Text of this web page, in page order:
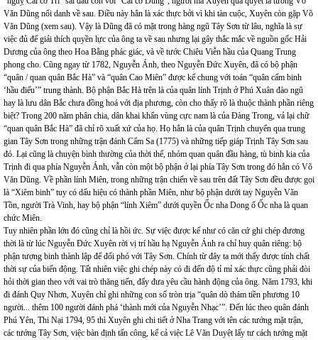
Văn Dũng nổi danh về sau. Điều này hẳn là xác thực bởi vì khi tàn cuộc, Xuyên còn gặp Võ
Văn Dũng (xem sau). Vậy là Dũng đã có mặt trong hàng ngũ Tây Sơn từ lâu, nghĩa là sự
việc đủ để giải thích quyền lực của ông ta về sau nhưng lại gây thắc mắc về nguồn gốc Hải
Dương của ông theo Hoa Bằng phác giác, và về tước Chiêu Viễn hầu của Quang Trung
phong cho. Cũng ngay từ 1782, Nguyễn Ánh, theo Nguyễn Đức Xuyên, đã có bộ phận
“quân / quan quân Bắc Hà” và “quân Cao Miên” được kể chung với toán “quân cấm binh
‘hầu điếu’” trung thành. Bộ phận Bắc Hà trên là của quân lính Trịnh ở Phú Xuân đào ngũ
hay là lưu dân Bắc chưa đồng hoá với địa phương, còn cho thấy rõ là thuộc thành phần riêng
biệt? Trong 200 năm phân chia, dân khai khẩn vùng cực nam là của Đàng Trong, vả lại chữ
“quan quân Bắc Hà” đã chỉ rõ xuất xứ của họ. Họ hẳn là của quân Trịnh chuyển qua trung
gian Tây Sơn trong những trận đánh Cẩm Sa (1775) và những tiếp giáp Trịnh Tây Sơn sau
đó. Lại cũng là chuyện bình thường của thời thế, nhóm quan quân đầu hàng, tù binh kia của
Trịnh đi qua phía Nguyễn Ánh, vẫn còn một bộ phận ở lại phía Tây Sơn trong đó hẳn có Võ
Văn Dũng. Về phần lính Miên, trong những trận chiến về sau trên đất Tây Sơn đều được gọi
là “Xiêm binh” tuy có dấu hiệu có thành phần Miên, như bộ phận dưới tay Nguyễn Văn
Tồn, người Trà Vinh, hay bộ phận “lính Xiêm” dưới quyền Ốc nha Dong ố Ốc nha là quan
chức Miên.
Tuy nhiên phần lớn đó cũng chỉ là hồi ức. Sự việc được kể như có căn cứ ghi chép đương
thời là từ lúc Nguyễn Đức Xuyên rời vị trí hầu hạ Nguyễn Ánh ra chỉ huy quân riêng: bộ
phận tượng binh thành lập để đối phó với Tây Sơn. Chính từ đây ta mới thấy được tính chất
thời sự của biến động. Tất nhiên việc ghi chép này có đi đến độ tỉ mỉ xác thực cũng phải đòi
hỏi thời gian theo với vai trò thăng tiến, đẩy đưa yêu cầu hành động của ông. Năm 1793, khi
đi đánh Quy Nhơn, Xuyên chỉ ghi những con số tròn trịa “quân dò thám tiền phương 10
người... thêm 100 người đánh phá ‘thành mới của Nguyễn Nhạc’”. Đến lúc theo quân đánh
Phú Yên, Thi Nại 1794, 95 thì Xuyên ghi chi tiết ở Nha Trang với tên các tướng mặt trận,
các tướng Tây Sơn, việc bàn định tấn công, kể cả việc Lê Văn Duyệt lấy tư cách tướng mặt